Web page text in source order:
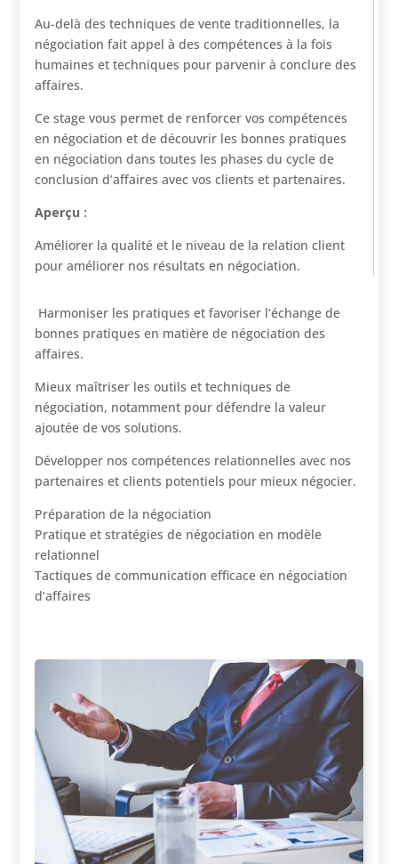
Au-delà des techniques de vente traditionnelles, la
négociation fait appel à des compétences à la fois
humaines et techniques pour parvenir à conclure des
affaires.
Ce stage vous permet de renforcer vos compétences
en négociation et de découvrir les bonnes pratiques
en négociation dans toutes les phases du cycle de
conclusion d’affaires avec vos clients et partenaires.
Aperçu :
Améliorer la qualité et le niveau de la relation client
pour améliorer nos résultats en négociation.
Harmoniser les pratiques et favoriser l’échange de
bonnes pratiques en matière de négociation des
affaires.
Mieux maîtriser les outils et techniques de
négociation, notamment pour défendre la valeur
ajoutée de vos solutions.
Développer nos compétences relationnelles avec nos
partenaires et clients potentiels pour mieux négocier.
Préparation de la négociation
Pratique et stratégies de négociation en modèle
relationnel
Tactiques de communication efficace en négociation
d’affaires